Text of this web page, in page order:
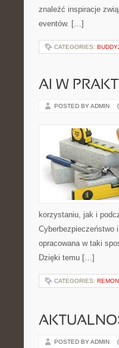
znaleźć inspiracje
eventów. […]
CATEGORIES:
AI W
POSTED BY ADMIN
korzystaniu, jak i
Cyberbezpieczeństwo
opracowana w taki
Dzięki temu […]
CATEGORIES:
POSTED BY ADMIN